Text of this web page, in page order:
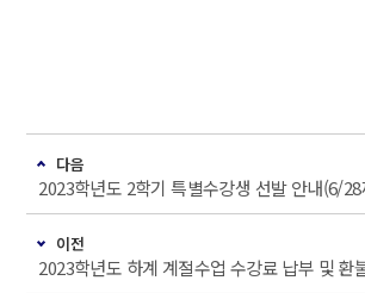
다음
2023학년도 2학기 특별수강생 선발 안내(6/28
이전
2023학년도 하계 계절수업 수강료 납부 및 환